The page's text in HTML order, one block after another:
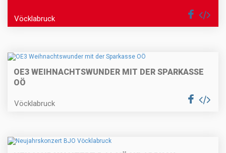
Vöcklabruck
OE3 WEIHNACHTSWUNDER MIT DER SPARKASSE
OÖ
Vöcklabruck